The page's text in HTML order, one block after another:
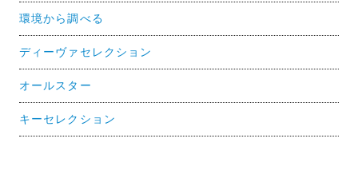
環境から調べる
ディーヴァセレクション
オールスター
キーセレクション